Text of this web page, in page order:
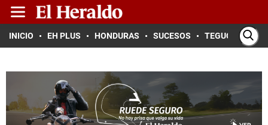
INICIO EH PLUS HONDURAS SUCESOS TEGUCIGALPA